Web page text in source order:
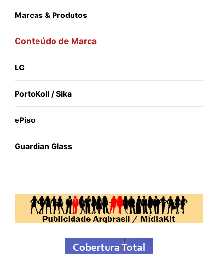
Marcas & Produtos
Conteúdo de Marca
LG
PortoKoll / Sika
ePiso
Guardian Glass